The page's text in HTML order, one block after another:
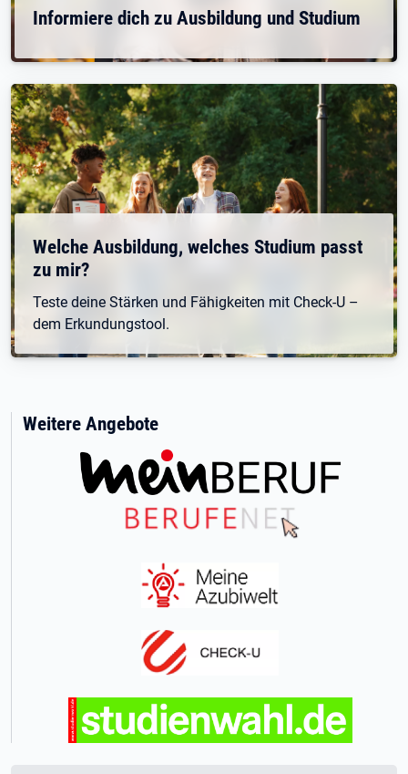
Informiere dich zu Ausbildung und Studium
Welche Ausbildung, welches Studium passt
zu mir?
Teste deine Stärken und Fähigkeiten mit Check-U –
dem Erkundungstool.
Weitere Angebote